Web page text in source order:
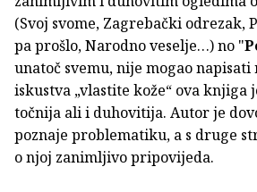
(Svoj svome, Zagrebački odrezak,
pa prošlo, Narodno veselje…) no "
unatoč svemu, nije mogao napisati
iskustva „vlastite kože“ ova
točnija ali i duhovitija. Autor je
poznaje problematiku, a s druge
o njoj zanimljivo pripovijeda.